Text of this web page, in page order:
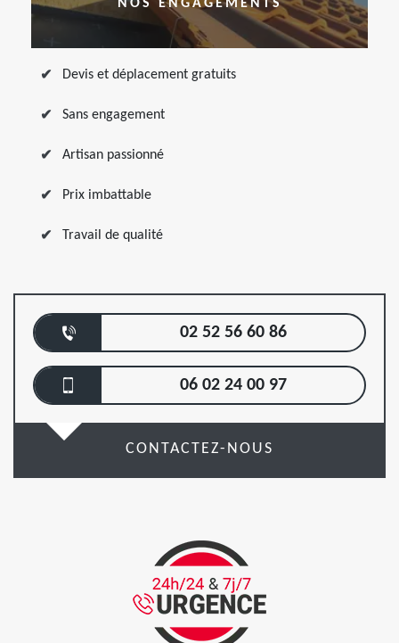
NOS ENGAGEMENTS
Devis et déplacement gratuits
Sans engagement
Artisan passionné
Prix imbattable
Travail de qualité
02 52 56 60 86
06 02 24 00 97
CONTACTEZ-NOUS